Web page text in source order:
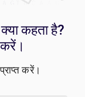
कहता है?
करें।